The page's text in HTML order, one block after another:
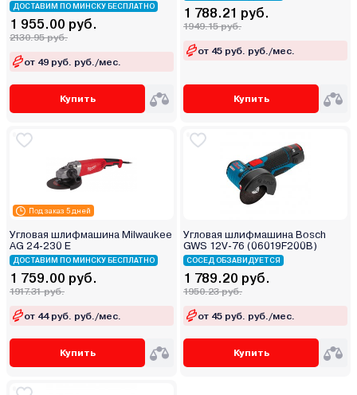
ДОСТАВИМ ПО МИНСКУ БЕСПЛАТНО
1 955.00 руб.
2130.95 руб.
от 49 руб. руб./мес.
Купить
1 788.21 руб.
1949.15 руб.
от 45 руб. руб./мес.
Купить
Под заказ 5 дней
Угловая шлифмашина Milwaukee
AG 24-230 E
ДОСТАВИМ ПО МИНСКУ БЕСПЛАТНО
1 759.00 руб.
1917.31 руб.
от 44 руб. руб./мес.
Купить
Угловая шлифмашина Bosch
GWS 12V-76 (06019F200B)
СОСЕД ОБЗАВИДУЕТСЯ
1 789.20 руб.
1950.23 руб.
от 45 руб. руб./мес.
Купить